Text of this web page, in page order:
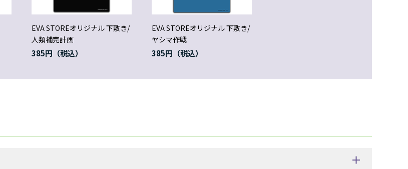
EVA STOREオリジナル 下敷き/
人類補完計画
385円
EVA STOREオリジナル 下敷き/
ヤシマ作戦
385円